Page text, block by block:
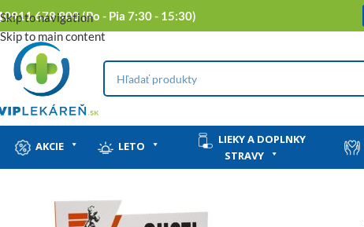
Skip to navigation
Skip to main content
0911 678 900 (Po - Pia 7:30 - 15:30)
AKCIE LETO
LIEKY A DOPLNKY
STRAVY